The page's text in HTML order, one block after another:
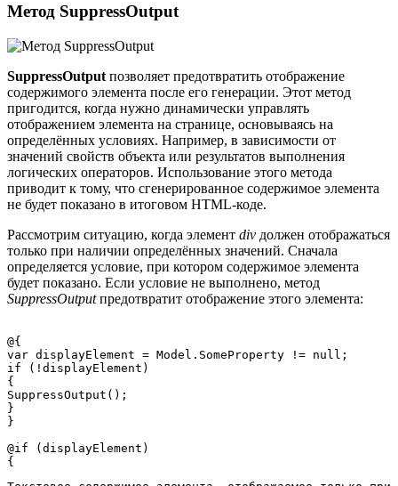
Метод SuppressOutput
SuppressOutput позволяет предотвратить отображение
содержимого элемента после его генерации. Этот метод
пригодится, когда нужно динамически управлять
отображением элемента на странице, основываясь на
определённых условиях. Например, в зависимости от
значений свойств объекта или результатов выполнения
логических операторов. Использование этого метода
приводит к тому, что сгенерированное содержимое элемента
не будет показано в итоговом HTML-коде.
Рассмотрим ситуацию, когда элемент div должен отображаться
только при наличии определённых значений. Сначала
определяется условие, при котором содержимое элемента
будет показано. Если условие не выполнено, метод
SuppressOutputпредотвратит отображение этого элемента:
@{
var displayElement = Model.SomeProperty != null;
if (!displayElement)
{
SuppressOutput();
}
@if (displayElement)